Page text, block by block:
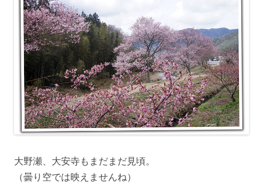
大野瀬、大安寺もまだまだ見頃。
（曇り空では映えませんね）